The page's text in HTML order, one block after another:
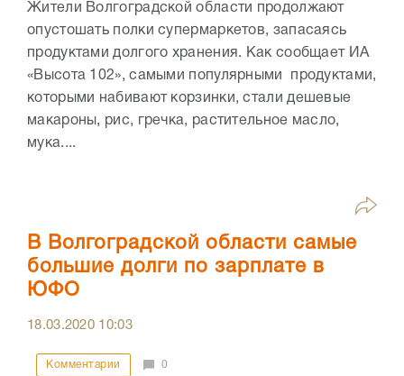
Жители Волгоградской области продолжают
опустошать полки супермаркетов, запасаясь
продуктами долгого хранения. Как сообщает ИА
«Высота 102», самыми популярными продуктами,
которыми набивают корзинки, стали дешевые
макароны, рис, гречка, растительное масло,
мука....
В Волгоградской области самые
большие долги по зарплате в
ЮФО
18.03.2020 10:03
Комментарии 0